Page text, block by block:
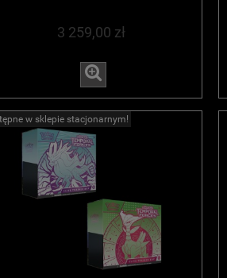
3 259,00 zł
w sklepie stacjonarnym!